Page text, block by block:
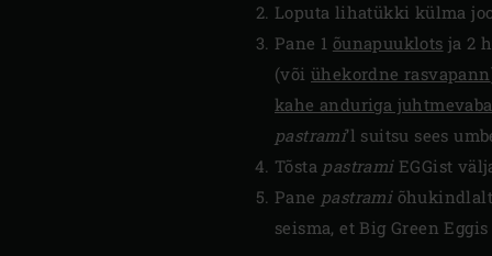
Loputa lihatükki külma
Pane 1 õunapuuklots ja 2
(või ühekordne rasvapann
kahe anduriga
pastrami’l suitsu sees
Tõsta pastramiEGGist
Pane pastramiõhukindlalt
seisma, et Big Green